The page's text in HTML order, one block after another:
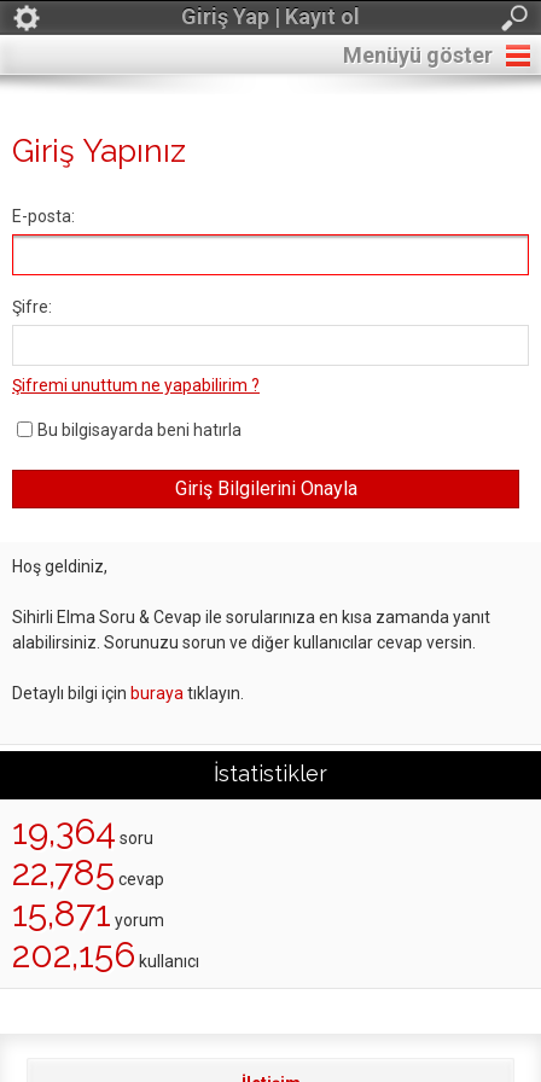
Giriş Yap | Kayıt ol
Menüyü göster
Giriş Yapınız
E-posta:
Şifre:
Şifremi unuttum ne yapabilirim ?
Bu bilgisayarda beni hatırla
Hoş geldiniz,
Sihirli Elma Soru & Cevap ile sorularınıza en kısa zamanda yanıt
alabilirsiniz. Sorunuzu sorun ve diğer kullanıcılar cevap versin.
Detaylı bilgi için buraya tıklayın.
İstatistikler
19,364 soru
22,785 cevap
15,871 yorum
202,156 kullanıcı